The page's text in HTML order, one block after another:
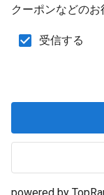
クーポンなどのお
受信する